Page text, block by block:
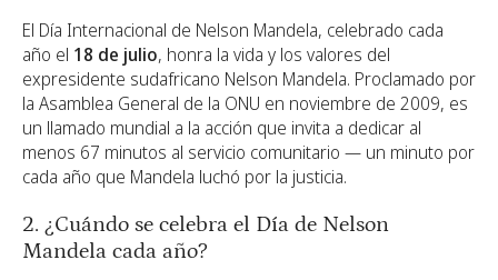
El Día Internacional de Nelson Mandela, celebrado cada
año el 18 de julio, honra la vida y los valores del
expresidente sudafricano Nelson Mandela. Proclamado por
la Asamblea General de la ONU en noviembre de 2009, es
un llamado mundial a la acción que invita a dedicar al
menos 67 minutos al servicio comunitario — un minuto por
cada año que Mandela luchó por la justicia.
2. ¿Cuándo se celebra el Día de Nelson
Mandela cada año?